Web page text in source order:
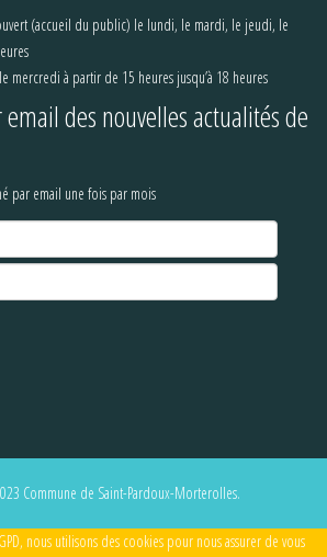
(accueil du public) le lundi, le mardi, le jeudi, le
mercredi à partir de 15 heures jusqu’à 18 heures
des nouvelles actualités de
par email une fois par mois
Commune de Saint-Pardoux-Morterolles.
nous utilisons des cookies pour nous assurer de vous